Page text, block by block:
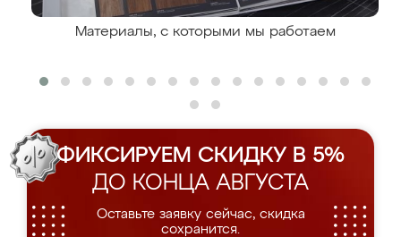
Материалы, с которыми мы работаем
ФИКСИРУЕМ СКИДКУ В 5%
ДО КОНЦА АВГУСТА
Оставьте заявку сейчас, скидка
сохранится.